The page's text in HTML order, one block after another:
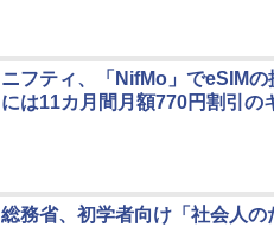
ニフティ、「NifMo」でeSIM
には11カ月間月額770円割引の
総務省、初学者向け「社会人